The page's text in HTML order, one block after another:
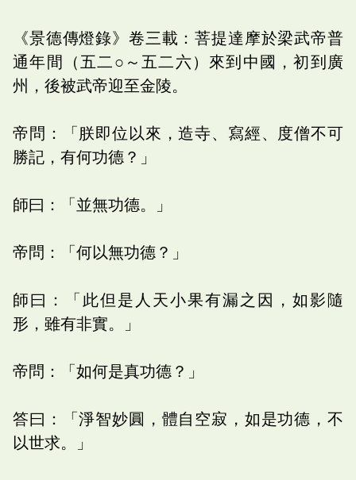
《景德傳燈錄》卷三載：菩提達摩於梁武帝普
通年間（五二○～五二六）來到中國，初到廣
州，後被武帝迎至金陵。
帝問：「朕即位以來，造寺、寫經、度僧不可
勝記，有何功德？」
師曰：「並無功德。」
帝問：「何以無功德？」
師曰：「此但是人天小果有漏之因，如影隨
形，雖有非實。」
帝問：「如何是真功德？」
答曰：「淨智妙圓，體自空寂，如是功德，不
以世求。」